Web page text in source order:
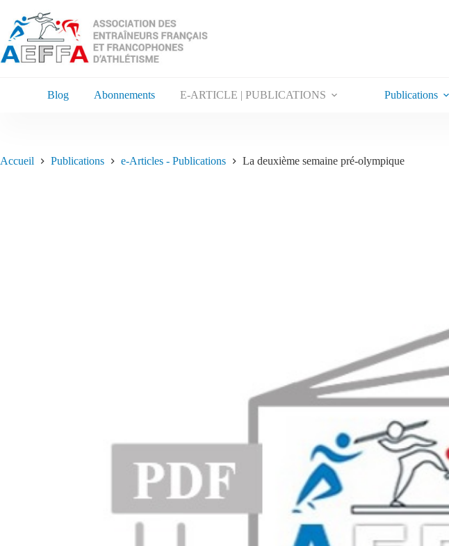
Blog Abonnements E-ARTICLE | PUBLICATIONS Publications
Accueil Publications e-Articles - Publications La deuxième semaine pré-olympique